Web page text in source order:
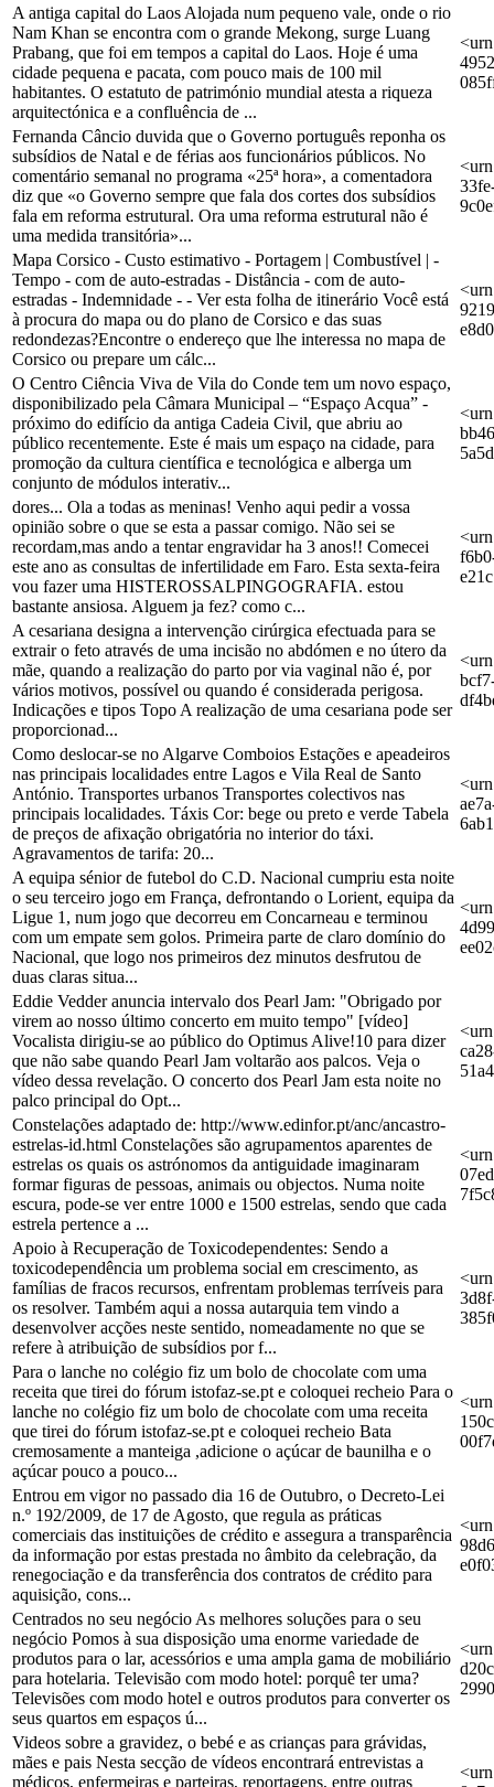
A antiga capital do Laos Alojada num pequeno vale, onde o rio
Nam Khan se encontra com o grande Mekong, surge Luang
Prabang, que foi em tempos a capital do Laos. Hoje é uma
cidade pequena e pacata, com pouco mais de 100 mil
habitantes. O estatuto de património mundial atesta a riqueza
arquitectónica e a confluência de ...
Fernanda Câncio duvida que o Governo português reponha os
subsídios de Natal e de férias aos funcionários públicos. No
comentário semanal no programa «25ª hora», a comentadora
diz que «o Governo sempre que fala dos cortes dos subsídios
fala em reforma estrutural. Ora uma reforma estrutural não é
uma medida transitória»...
Mapa Corsico - Custo estimativo - Portagem | Combustível | -
Tempo - com de auto-estradas - Distância - com de auto-
estradas - Indemnidade - - Ver esta folha de itinerário Você está
à procura do mapa ou do plano de Corsico e das suas
redondezas?Encontre o endereço que lhe interessa no mapa de
Corsico ou prepare um cálc...
O Centro Ciência Viva de Vila do Conde tem um novo espaço,
disponibilizado pela Câmara Municipal – “Espaço Acqua” -
próximo do edifício da antiga Cadeia Civil, que abriu ao
público recentemente. Este é mais um espaço na cidade, para
promoção da cultura científica e tecnológica e alberga um
conjunto de módulos interativ...
dores... Ola a todas as meninas! Venho aqui pedir a vossa
opinião sobre o que se esta a passar comigo. Não sei se
recordam,mas ando a tentar engravidar ha 3 anos!! Comecei
este ano as consultas de infertilidade em Faro. Esta sexta-feira
vou fazer uma HISTEROSSALPINGOGRAFIA. estou
bastante ansiosa. Alguem ja fez? como c...
A cesariana designa a intervenção cirúrgica efectuada para se
extrair o feto através de uma incisão no abdómen e no útero da
mãe, quando a realização do parto por via vaginal não é, por
vários motivos, possível ou quando é considerada perigosa.
Indicações e tipos Topo A realização de uma cesariana pode ser
proporcionad...
Como deslocar-se no Algarve Comboios Estações e apeadeiros
nas principais localidades entre Lagos e Vila Real de Santo
António. Transportes urbanos Transportes colectivos nas
principais localidades. Táxis Cor: bege ou preto e verde Tabela
de preços de afixação obrigatória no interior do táxi.
Agravamentos de tarifa: 20...
A equipa sénior de futebol do C.D. Nacional cumpriu esta noite
o seu terceiro jogo em França, defrontando o Lorient, equipa da
Ligue 1, num jogo que decorreu em Concarneau e terminou
com um empate sem golos. Primeira parte de claro domínio do
Nacional, que logo nos primeiros dez minutos desfrutou de
duas claras situa...
Eddie Vedder anuncia intervalo dos Pearl Jam: "Obrigado por
virem ao nosso último concerto em muito tempo" [vídeo]
Vocalista dirigiu-se ao público do Optimus Alive!10 para dizer
que não sabe quando Pearl Jam voltarão aos palcos. Veja o
vídeo dessa revelação. O concerto dos Pearl Jam esta noite no
palco principal do Opt...
Constelações adaptado de: http://www.edinfor.pt/anc/ancastro-
estrelas-id.html Constelações são agrupamentos aparentes de
estrelas os quais os astrónomos da antiguidade imaginaram
formar figuras de pessoas, animais ou objectos. Numa noite
escura, pode-se ver entre 1000 e 1500 estrelas, sendo que cada
estrela pertence a ...
Apoio à Recuperação de Toxicodependentes: Sendo a
toxicodependência um problema social em crescimento, as
famílias de fracos recursos, enfrentam problemas terríveis para
os resolver. Também aqui a nossa autarquia tem vindo a
desenvolver acções neste sentido, nomeadamente no que se
refere à atribuição de subsídios por f...
Para o lanche no colégio fiz um bolo de chocolate com uma
receita que tirei do fórum istofaz-se.pt e coloquei recheio Para o
lanche no colégio fiz um bolo de chocolate com uma receita
que tirei do fórum istofaz-se.pt e coloquei recheio Bata
cremosamente a manteiga ,adicione o açúcar de baunilha e o
açúcar pouco a pouco...
Entrou em vigor no passado dia 16 de Outubro, o Decreto-Lei
n.º 192/2009, de 17 de Agosto, que regula as práticas
comerciais das instituições de crédito e assegura a transparência
da informação por estas prestada no âmbito da celebração, da
renegociação e da transferência dos contratos de crédito para
aquisição, cons...
Centrados no seu negócio As melhores soluções para o seu
negócio Pomos à sua disposição uma enorme variedade de
produtos para o lar, acessórios e uma ampla gama de mobiliário
para hotelaria. Televisão com modo hotel: porquê ter uma?
Televisões com modo hotel e outros produtos para converter os
seus quartos em espaços ú...
Videos sobre a gravidez, o bebé e as crianças para grávidas,
mães e pais Nesta secção de vídeos encontrará entrevistas a
médicos, enfermeiras e parteiras, reportagens, entre outras